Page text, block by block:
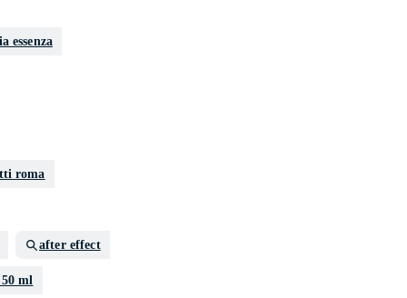
essenza
roma
after effect
ml